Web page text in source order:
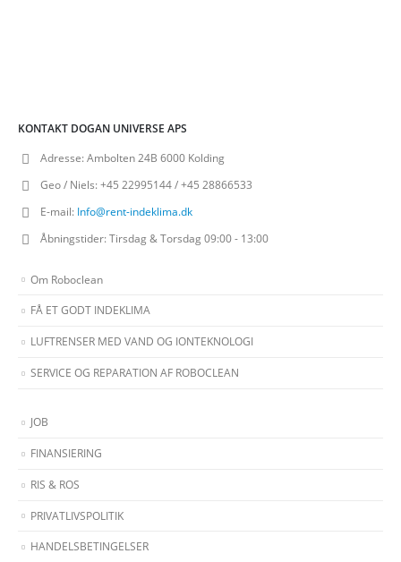
KONTAKT DOGAN UNIVERSE APS
Adresse:Ambolten 24B 6000 Kolding
Geo / Niels:+45 22995144 / +45 28866533
E-mail: Info@rent-indeklima.dk
Åbningstider:Tirsdag & Torsdag 09:00 - 13:00
Om Roboclean
FÅ ET GODT INDEKLIMA
LUFTRENSER MED VAND OG IONTEKNOLOGI
SERVICE OG REPARATION AF ROBOCLEAN
JOB
FINANSIERING
RIS & ROS
PRIVATLIVSPOLITIK
HANDELSBETINGELSER